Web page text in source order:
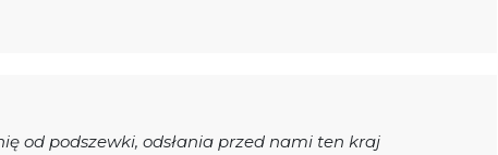
od podszewki, odsłania przed nami ten kraj